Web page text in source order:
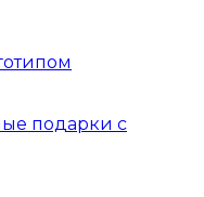
подарки с